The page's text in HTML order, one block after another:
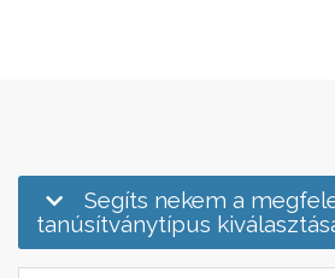
Segíts nekem a
tanúsítványtípus